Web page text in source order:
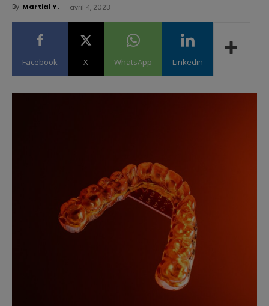
By Martial Y. - avril 4, 2023
Facebook X WhatsApp Linkedin